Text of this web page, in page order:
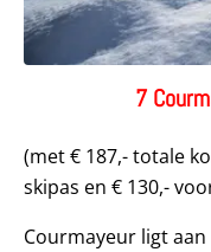
7
(met € 187,- totale
skipas en € 130,-
Courmayeur ligt